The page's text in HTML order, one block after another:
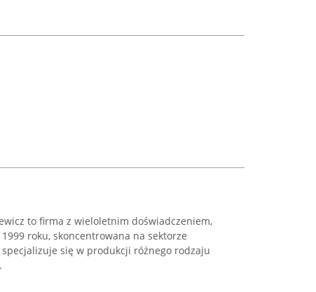
to firma z wieloletnim doświadczeniem,
roku, skoncentrowana na sektorze
się w produkcji różnego rodzaju